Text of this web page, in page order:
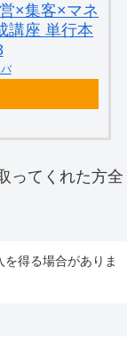
×集客×マネ
講座 単行本
ってくれた方全
を得る場合がありま